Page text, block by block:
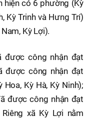
hiện có 6 phường (Kỳ
Kỳ Trinh và Hưng Trí)
Kỳ Lợi).
công nhận đạt
được công nhận đạt
Kỳ Hà, Kỳ Ninh);
được công nhận đạt
xã Kỳ Lợi nằm